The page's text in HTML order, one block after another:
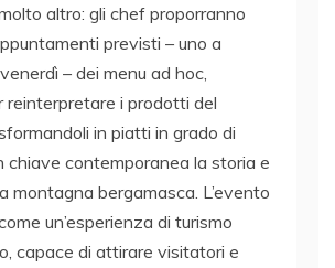
altro: gli chef proporranno
previsti – uno a
– dei menu ad hoc,
reinterpretare i prodotti del
in piatti in grado di
chiave contemporanea la storia e
montagna bergamasca. L’evento
un’esperienza di turismo
capace di attirare visitatori e